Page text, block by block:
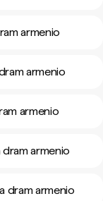
armenio
armenio
armenio
armenio
dram armenio